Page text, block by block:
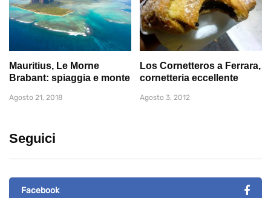
Mauritius, Le Morne
Brabant: spiaggia e monte
Agosto 21, 2018
Los Cornetteros a Ferrara,
cornetteria eccellente
Agosto 3, 2012
Seguici
Facebook